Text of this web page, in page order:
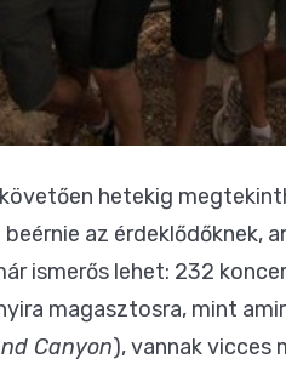
hetekig
az érdeklődőknek,
ismerős lehet: 232
magasztosra, mint
Canyon), vannak vicces